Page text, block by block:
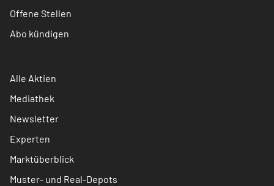
Offene Stellen
Abo kündigen
Alle Aktien
Mediathek
Newsletter
Experten
Marktüberblick
Muster- und Real-Depots